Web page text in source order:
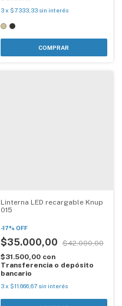
3 x $7.333,33 sin interés
COMPRAR
Linterna LED recargable Knup
015
-17% OFF
$35.000,00
$42.000,00
$31.500,00 con
Transferencia o depósito
bancario
3 x $11.666,67 sin interés